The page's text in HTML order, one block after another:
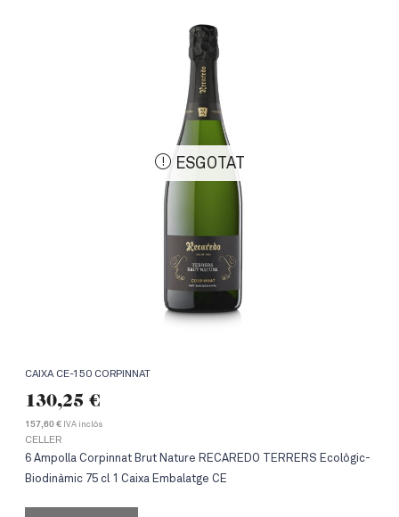
ESGOTAT
CAIXA CE-150 CORPINNAT
130,25 €
157,60 € IVA inclòs
CELLER
6 Ampolla Corpinnat Brut Nature RECAREDO TERRERS Ecològic-
Biodinàmic 75 cl 1 Caixa Embalatge CE